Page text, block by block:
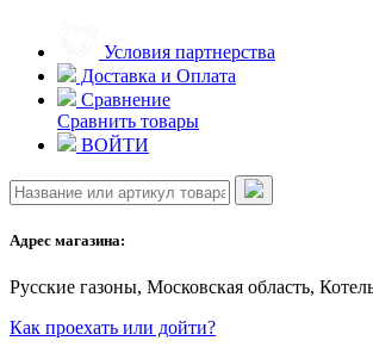
content
Условия партнерства
Доставка и Оплата
Сравнение
Сравнить товары
ВОЙТИ
Адрес магазина:
Русские газоны, Московская область,
Как проехать или дойти?